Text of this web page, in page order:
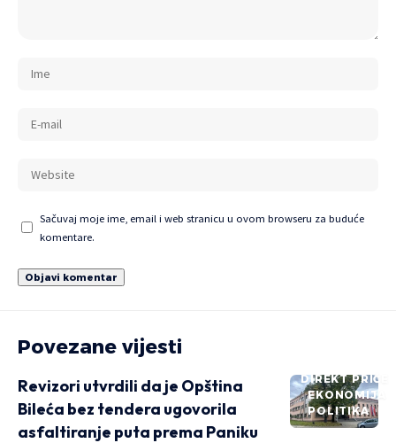
Sačuvaj moje ime, email i web stranicu u ovom browseru za buduće
komentare.
Povezane vijesti
DIREKT PRIČE
EKONOMIJA
POLITIKA
Revizori utvrdili da je Opština
Bileća bez tendera ugovorila
asfaltiranje puta prema Paniku